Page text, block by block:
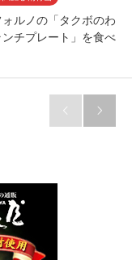
ルノの「タクボのわ
チプレート」を食べ
 